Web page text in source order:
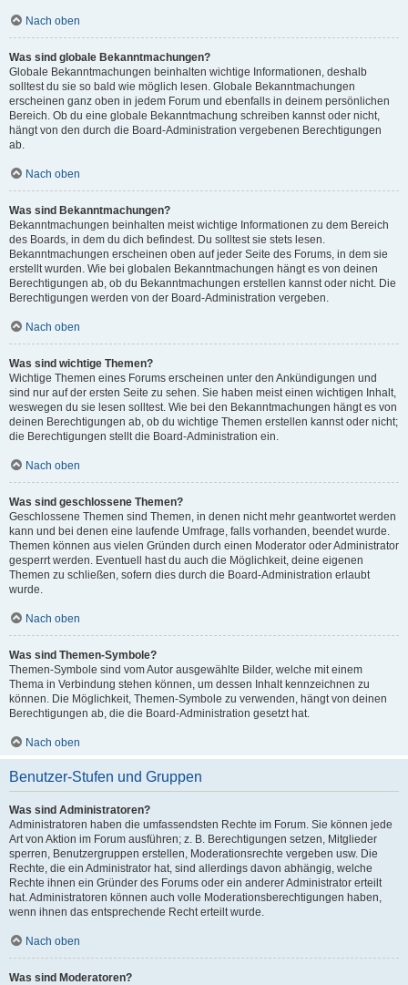
Nach oben
Was sind globale Bekanntmachungen?
Globale Bekanntmachungen beinhalten wichtige Informationen, deshalb
solltest du sie so bald wie möglich lesen. Globale Bekanntmachungen
erscheinen ganz oben in jedem Forum und ebenfalls in deinem persönlichen
Bereich. Ob du eine globale Bekanntmachung schreiben kannst oder nicht,
hängt von den durch die Board-Administration vergebenen Berechtigungen
ab.
Nach oben
Was sind Bekanntmachungen?
Bekanntmachungen beinhalten meist wichtige Informationen zu dem Bereich
des Boards, in dem du dich befindest. Du solltest sie stets lesen.
Bekanntmachungen erscheinen oben auf jeder Seite des Forums, in dem sie
erstellt wurden. Wie bei globalen Bekanntmachungen hängt es von deinen
Berechtigungen ab, ob du Bekanntmachungen erstellen kannst oder nicht. Die
Berechtigungen werden von der Board-Administration vergeben.
Nach oben
Was sind wichtige Themen?
Wichtige Themen eines Forums erscheinen unter den Ankündigungen und
sind nur auf der ersten Seite zu sehen. Sie haben meist einen wichtigen Inhalt,
weswegen du sie lesen solltest. Wie bei den Bekanntmachungen hängt es von
deinen Berechtigungen ab, ob du wichtige Themen erstellen kannst oder nicht;
die Berechtigungen stellt die Board-Administration ein.
Nach oben
Was sind geschlossene Themen?
Geschlossene Themen sind Themen, in denen nicht mehr geantwortet werden
kann und bei denen eine laufende Umfrage, falls vorhanden, beendet wurde.
Themen können aus vielen Gründen durch einen Moderator oder Administrator
gesperrt werden. Eventuell hast du auch die Möglichkeit, deine eigenen
Themen zu schließen, sofern dies durch die Board-Administration erlaubt
wurde.
Nach oben
Was sind Themen-Symbole?
Themen-Symbole sind vom Autor ausgewählte Bilder, welche mit einem
Thema in Verbindung stehen können, um dessen Inhalt kennzeichnen zu
können. Die Möglichkeit, Themen-Symbole zu verwenden, hängt von deinen
Berechtigungen ab, die die Board-Administration gesetzt hat.
Nach oben
Benutzer-Stufen und Gruppen
Was sind Administratoren?
Administratoren haben die umfassendsten Rechte im Forum. Sie können jede
Art von Aktion im Forum ausführen; z. B. Berechtigungen setzen, Mitglieder
sperren, Benutzergruppen erstellen, Moderationsrechte vergeben usw. Die
Rechte, die ein Administrator hat, sind allerdings davon abhängig, welche
Rechte ihnen ein Gründer des Forums oder ein anderer Administrator erteilt
hat. Administratoren können auch volle Moderationsberechtigungen haben,
wenn ihnen das entsprechende Recht erteilt wurde.
Nach oben
Was sind Moderatoren?